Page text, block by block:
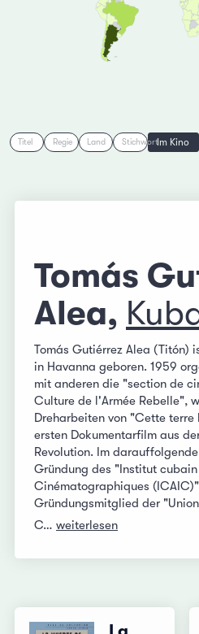
Titel Regie Land StichwortIm Kino
Tomás
Alea,
Tomás Gutiérrez Alea (Titón)
in Havanna geboren. 1959
mit anderen die "section de
Culture de l'Armée Rebelle",
Dreharbeiten von "Cette
ersten Dokumentarfilm aus
Revolution. Im
Gründung des "Institut
Cinématographiques
Gründungsmitglied der
C… weiterlesen